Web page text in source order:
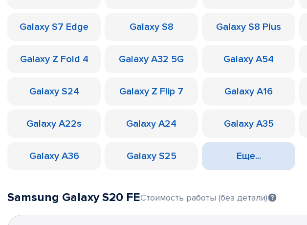
Galaxy S7 Edge Galaxy S8 Galaxy S8 Plus
Galaxy Z Fold 4 Galaxy A32 5G Galaxy A54
Galaxy S24 Galaxy Z Flip 7 Galaxy A16
Galaxy A22s Galaxy A24 Galaxy A35
Galaxy A36 Galaxy S25 Еще...
Samsung Galaxy S20 FEСтоимость работы (без детали)